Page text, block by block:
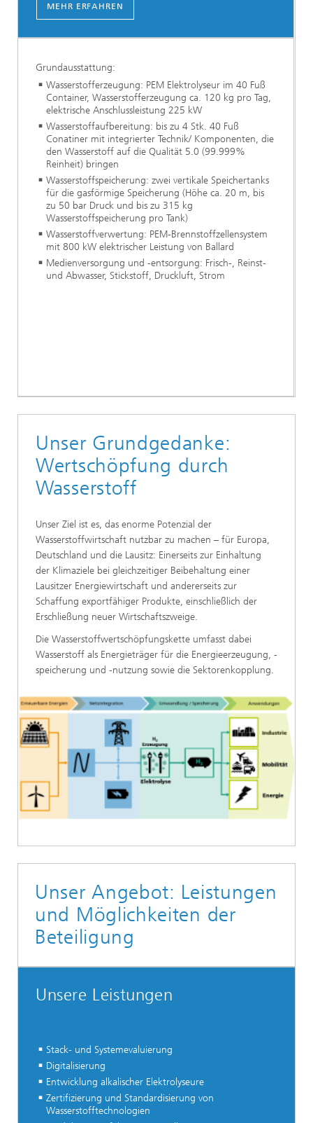
MEHR ERFAHREN
Grundausstattung:
Wasserstofferzeugung: PEM Elektrolyseur im 40 Fuß
Container, Wasserstofferzeugung ca. 120 kg pro Tag,
elektrische Anschlussleistung 225 kW
Wasserstoffaufbereitung: bis zu 4 Stk. 40 Fuß
Conatiner mit integrierter Technik/ Komponenten, die
den Wasserstoff auf die Qualität 5.0 (99.999%
Reinheit) bringen
Wasserstoffspeicherung: zwei vertikale Speichertanks
für die gasförmige Speicherung (Höhe ca. 20 m, bis
zu 50 bar Druck und bis zu 315 kg
Wasserstoffspeicherung pro Tank)
Wasserstoffverwertung: PEM-Brennstoffzellensystem
mit 800 kW elektrischer Leistung von Ballard
Medienversorgung und -entsorgung: Frisch-, Reinst-
und Abwasser, Stickstoff, Druckluft, Strom
Unser Grundgedanke:
Wertschöpfung durch
Wasserstoff
Unser Ziel ist es, das enorme Potenzial der
Wasserstoffwirtschaft nutzbar zu machen – für Europa,
Deutschland und die Lausitz: Einerseits zur Einhaltung
der Klimaziele bei gleichzeitiger Beibehaltung einer
Lausitzer Energiewirtschaft und andererseits zur
Schaffung exportfähiger Produkte, einschließlich der
Erschließung neuer Wirtschaftszweige.
Die Wasserstoffwertschöpfungskette umfasst dabei
Wasserstoff als Energieträger für die Energieerzeugung, -
speicherung und -nutzung sowie die Sektorenkopplung.
Unser Angebot: Leistungen
und Möglichkeiten der
Beteiligung
Unsere Leistungen
Stack- und Systemevaluierung
Digitalisierung
Entwicklung alkalischer Elektrolyseure
Zertifizierung und Standardisierung von
Wasserstofftechnologien